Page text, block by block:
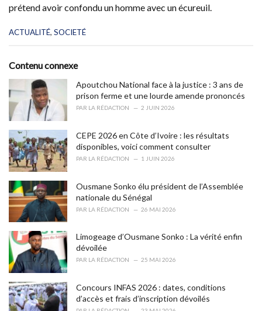
prétend avoir confondu un homme avec un écureuil.
C
e
r
e
:
ACTUALITÉ, SOCIETÉ
Contenu connexe
Apoutchou National face à la justice : 3 ans de
prison ferme et une lourde amende prononcés
PAR LA RÉDACTION 2 JUIN 2026
CEPE 2026 en Côte d’Ivoire : les résultats
disponibles, voici comment consulter
PAR LA RÉDACTION 1 JUIN 2026
Ousmane Sonko élu président de l’Assemblée
nationale du Sénégal
PAR LA RÉDACTION 26 MAI 2026
Limogeage d’Ousmane Sonko : La vérité enfin
dévoilée
PAR LA RÉDACTION 25 MAI 2026
Concours INFAS 2026 : dates, conditions
d’accès et frais d’inscription dévoilés